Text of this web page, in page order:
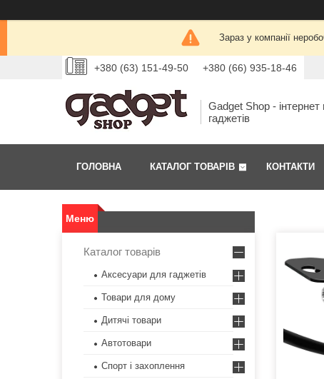
Зараз у компанії
+380 (63) 151-49-50 +380 (66) 935-18-46
Gadget Shop - інтернет
гаджетів
ГОЛОВНА КАТАЛОГ ТОВАРІВ КОНТАКТИ
Каталог товарів
Аксесуари для гаджетів
Товари для дому
Дитячі товари
Автотовари
Спорт і захоплення